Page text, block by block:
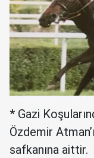
* Gazi
Özdemir
safkanına aittir.